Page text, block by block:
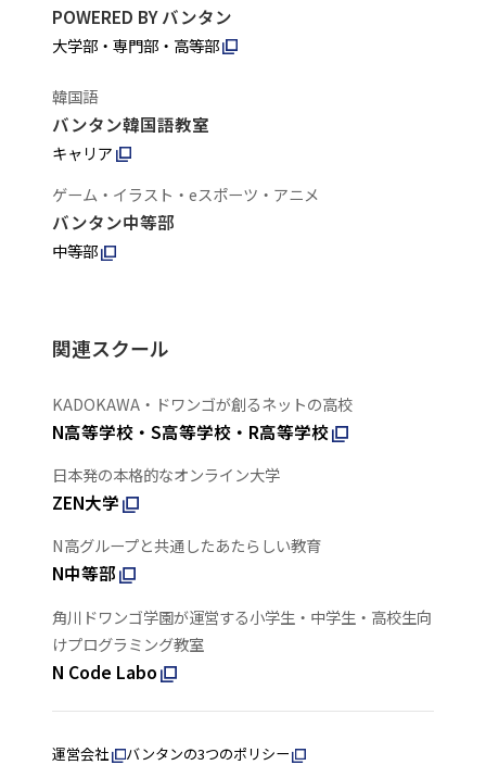
POWERED BY バンタン
大学部・専門部・高等部
韓国語
バンタン韓国語教室
キャリア
ゲーム・イラスト・eスポーツ・アニメ
バンタン中等部
中等部
関連スクール
KADOKAWA・ドワンゴが創るネットの高校
N高等学校・S高等学校・R高等学校
日本発の本格的なオンライン大学
ZEN大学
N高グループと共通したあたらしい教育
N中等部
角川ドワンゴ学園が運営する小学生・中学生・高校生向
けプログラミング教室
N Code Labo
運営会社 バンタンの3つのポリシー